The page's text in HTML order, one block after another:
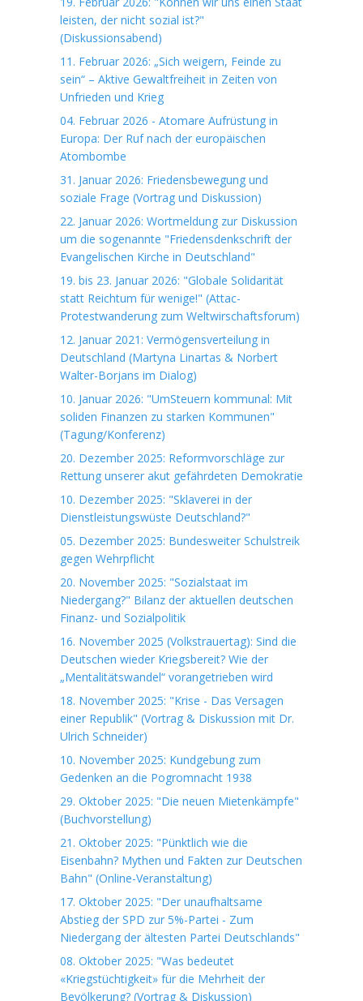
leisten, der nicht sozial ist?"
(Diskussionsabend)
11. Februar 2026: „Sich weigern, Feinde zu
sein“ – Aktive Gewaltfreiheit in Zeiten von
Unfrieden und Krieg
04. Februar 2026 - Atomare Aufrüstung in
Europa: Der Ruf nach der europäischen
Atombombe
31. Januar 2026: Friedensbewegung und
soziale Frage (Vortrag und Diskussion)
22. Januar 2026: Wortmeldung zur Diskussion
um die sogenannte "Friedensdenkschrift der
Evangelischen Kirche in Deutschland"
19. bis 23. Januar 2026: "Globale Solidarität
statt Reichtum für wenige!" (Attac-
Protestwanderung zum Weltwirschaftsforum)
12. Januar 2021: Vermögensverteilung in
Deutschland (Martyna Linartas & Norbert
Walter-Borjans im Dialog)
10. Januar 2026: "UmSteuern kommunal: Mit
soliden Finanzen zu starken Kommunen"
(Tagung/Konferenz)
20. Dezember 2025: Reformvorschläge zur
Rettung unserer akut gefährdeten Demokratie
10. Dezember 2025: "Sklaverei in der
Dienstleistungswüste Deutschland?"
05. Dezember 2025: Bundesweiter Schulstreik
gegen Wehrpflicht
20. November 2025: "Sozialstaat im
Niedergang?" Bilanz der aktuellen deutschen
Finanz- und Sozialpolitik
16. November 2025 (Volkstrauertag): Sind die
Deutschen wieder Kriegsbereit? Wie der
„Mentalitätswandel“ vorangetrieben wird
18. November 2025: "Krise - Das Versagen
einer Republik" (Vortrag & Diskussion mit Dr.
Ulrich Schneider)
10. November 2025: Kundgebung zum
Gedenken an die Pogromnacht 1938
29. Oktober 2025: "Die neuen Mietenkämpfe"
(Buchvorstellung)
21. Oktober 2025: "Pünktlich wie die
Eisenbahn? Mythen und Fakten zur Deutschen
Bahn" (Online-Veranstaltung)
17. Oktober 2025: "Der unaufhaltsame
Abstieg der SPD zur 5%-Partei - Zum
Niedergang der ältesten Partei Deutschlands"
08. Oktober 2025: "Was bedeutet
«Kriegstüchtigkeit» für die Mehrheit der
Bevölkerung? (Vortrag & Diskussion)